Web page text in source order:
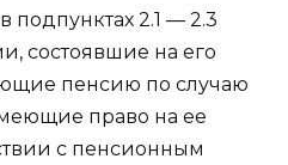
подпунктах 2.1 — 2.3
состоявшие на его
пенсию по случаю
право на ее
с пенсионным